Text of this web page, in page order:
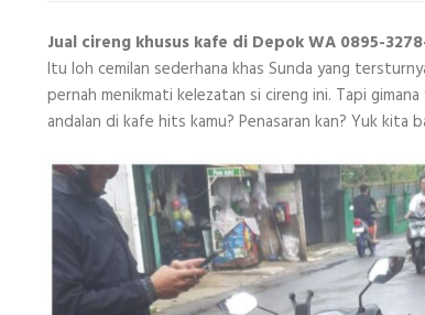
di
Depok
WA
3278-
02167
Jual cireng khusus kafe di Depok WA 0895-
Itu loh cemilan sederhana khas Sunda yang
pernah menikmati kelezatan si cireng ini. Tapi
andalan di kafe hits kamu? Penasaran kan? Yuk kita